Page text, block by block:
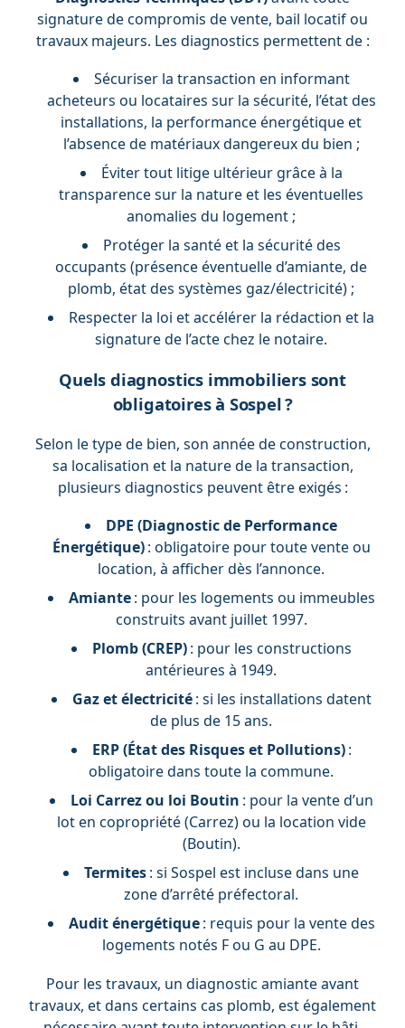
signature de compromis de vente, bail locatif ou
travaux majeurs. Les diagnostics permettent de :
Sécuriser la transaction en informant
acheteurs ou locataires sur la sécurité, l’état des
installations, la performance énergétique et
l’absence de matériaux dangereux du bien ;
Éviter tout litige ultérieur grâce à la
transparence sur la nature et les éventuelles
anomalies du logement ;
Protéger la santé et la sécurité des
occupants (présence éventuelle d’amiante, de
plomb, état des systèmes gaz/électricité) ;
Respecter la loi et accélérer la rédaction et la
signature de l’acte chez le notaire.
Quels diagnostics immobiliers sont
obligatoires à Sospel ?
Selon le type de bien, son année de construction,
sa localisation et la nature de la transaction,
plusieurs diagnostics peuvent être exigés :
DPE (Diagnostic de Performance
Énergétique): obligatoire pour toute vente ou
location, à afficher dès l’annonce.
Amiante: pour les logements ou immeubles
construits avant juillet 1997.
Plomb (CREP): pour les constructions
antérieures à 1949.
Gaz et électricité: si les installations datent
de plus de 15 ans.
ERP (État des Risques et Pollutions):
obligatoire dans toute la commune.
Loi Carrez ou loi Boutin : pour la vente d’un
lot en copropriété (Carrez) ou la location vide
(Boutin).
Termites: si Sospel est incluse dans une
zone d’arrêté préfectoral.
Audit énergétique: requis pour la vente des
logements notés F ou G au DPE.
Pour les travaux, un diagnostic amiante avant
travaux, et dans certains cas plomb, est également